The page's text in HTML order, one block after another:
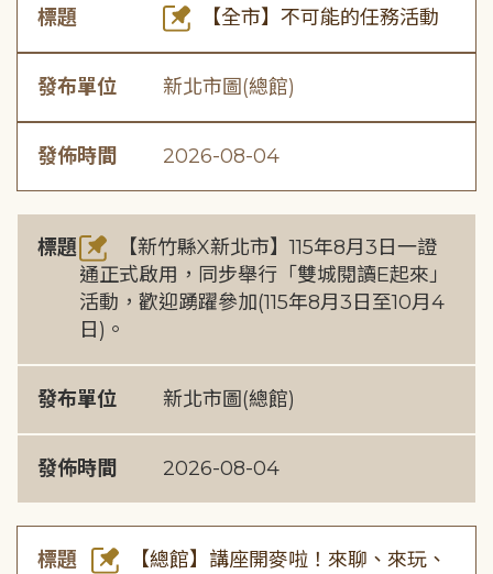
標題 【全市】不可能的任務活動
發布單位 新北市圖(總館)
發佈時間 2026-08-04
標題
【新竹縣X新北市】115年8月3日一證
通正式啟用，同步舉行「雙城閱讀E起來」
活動，歡迎踴躍參加(115年8月3日至10月4
日)。
發布單位 新北市圖(總館)
發佈時間 2026-08-04
標題
【總館】講座開麥啦！來聊、來玩、